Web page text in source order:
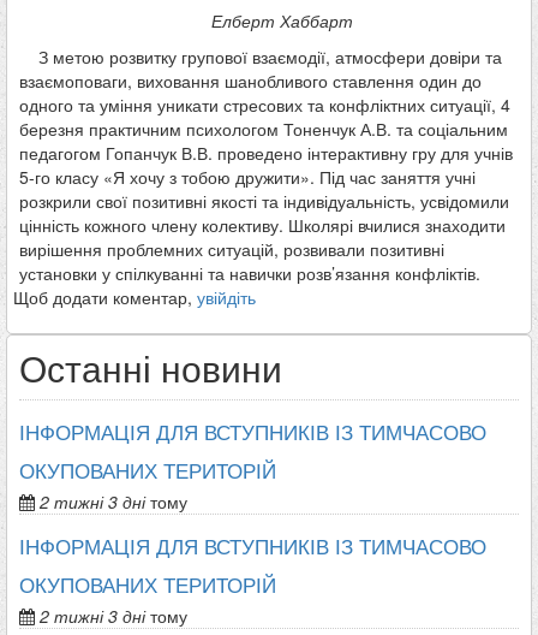
Елберт Хаббарт
З метою розвитку групової взаємодії, атмосфери довіри та
взаємоповаги, виховання шанобливого ставлення один до
одного та уміння уникати стресових та конфліктних ситуації, 4
березня практичним психологом Тоненчук А.В. та соціальним
педагогом Гопанчук В.В. проведено інтерактивну гру для учнів
5-го класу «Я хочу з тобою дружити». Під час заняття учні
розкрили свої позитивні якості та індивідуальність, усвідомили
цінність кожного члену колективу. Школярі вчилися знаходити
вирішення проблемних ситуацій, розвивали позитивні
установки у спілкуванні та навички розв’язання конфліктів.
Щоб додати коментар, увійдіть
Останні новини
ІНФОРМАЦІЯ ДЛЯ ВСТУПНИКІВ ІЗ ТИМЧАСОВО
ОКУПОВАНИХ ТЕРИТОРІЙ
2 тижні 3 днітому
ІНФОРМАЦІЯ ДЛЯ ВСТУПНИКІВ ІЗ ТИМЧАСОВО
ОКУПОВАНИХ ТЕРИТОРІЙ
2 тижні 3 днітому